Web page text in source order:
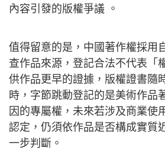
內容引發的版權爭議 。
值得留意的是，中國著作權採用
查作品來源，登記合法不代表「
供作品更早的證據，版權證書隨
時，字節跳動登記的是美術作品
因的專屬權，未來若涉及商業使
認定，仍須依作品是否構成實質
一步判斷。